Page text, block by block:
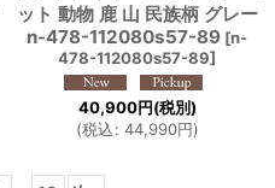
ット 動物 鹿 山 民族柄 グレー
n-478-112080s57-89 [n-
478-112080s57-89]
40,900円(税別)
(税込: 44,990円)